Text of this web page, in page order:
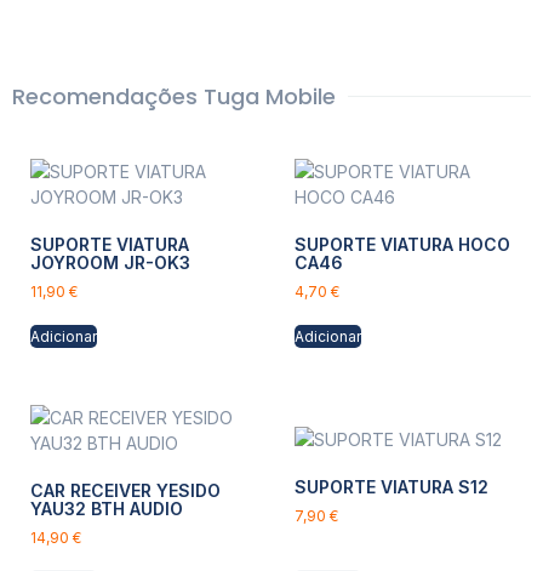
Recomendações Tuga Mobile
SUPORTE VIATURA
JOYROOM JR-OK3
11,90 €
Adicionar
SUPORTE VIATURA HOCO
CA46
4,70 €
Adicionar
CAR RECEIVER YESIDO
YAU32 BTH AUDIO
14,90 €
SUPORTE VIATURA S12
7,90 €